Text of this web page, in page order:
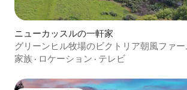
ニューカッスルの一軒家
グリーンヒル牧場のビクトリア朝風ファー
ージ
家族 · ロケーション · テレビ